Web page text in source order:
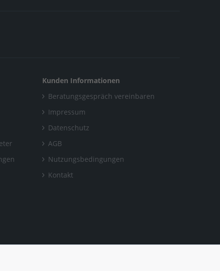
Kunden Informationen
Beratungsgespräch vereinbaren
Impressum
Datenschutz
AGB
Nutzungsbedingungen
Kontakt